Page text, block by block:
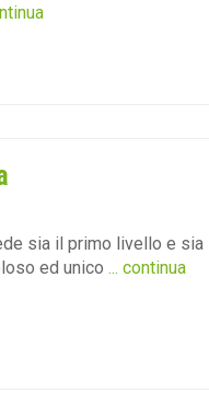
sia il primo livello e sia
ed unico ... continua